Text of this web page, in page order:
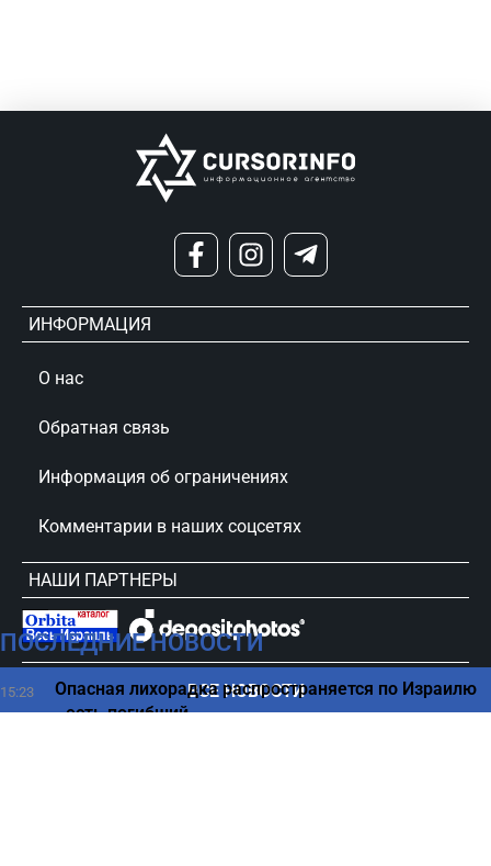
ПОСЛЕДНИЕ НОВОСТИ
15:23
Опасная лихорадка распространяется по Израилю
- есть погибший
ВСЕ НОВОСТИ
ИНФОРМАЦИЯ
О нас
Обратная связь
Информация об ограничениях
Комментарии в наших соцсетях
НАШИ ПАРТНЕРЫ
сursorinfo.co.il © Все права защищены